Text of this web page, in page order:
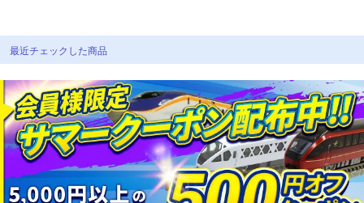
最近チェックした商品